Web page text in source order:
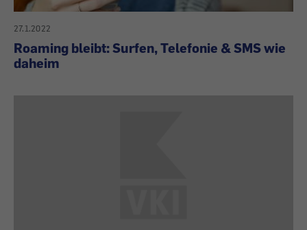
27.1.2022
Roaming bleibt: Surfen, Telefonie & SMS wie
daheim